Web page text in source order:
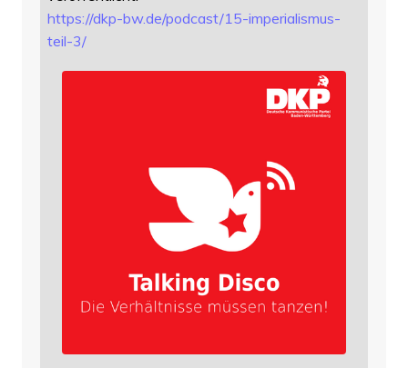
https://dkp-bw.de/podcast/15-imperialismus-
teil-3/